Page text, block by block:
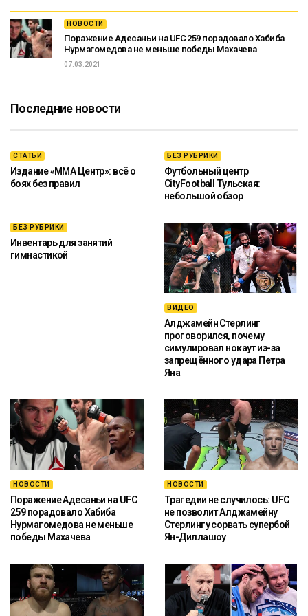
НОВОСТИ
Поражение Адесаньи на UFC 259 порадовало Хабиба
Нурмагомедова не меньше победы Махачева
07.03.2021
Последние новости
СТАТЬИ
Издание «ММА Центр»: всё о
боях без правил
БЕЗ РУБРИКИ
Футбольный центр
CityFootball Тульская:
небольшой обзор
БЕЗ РУБРИКИ
Инвентарь для занятий
гимнастикой
ВИДЕО
Алджамейн Стерлинг
проговорился, почему
симулировал нокаут из-за
запрещённого удара Петра
Яна
НОВОСТИ
Поражение Адесаньи на UFC
259 порадовало Хабиба
Нурмагомедова не меньше
победы Махачева
НОВОСТИ
Трагедии не случилось: UFC
не позволит Алджамейну
Стерлингу сорвать супербой
Ян-Диллашоу